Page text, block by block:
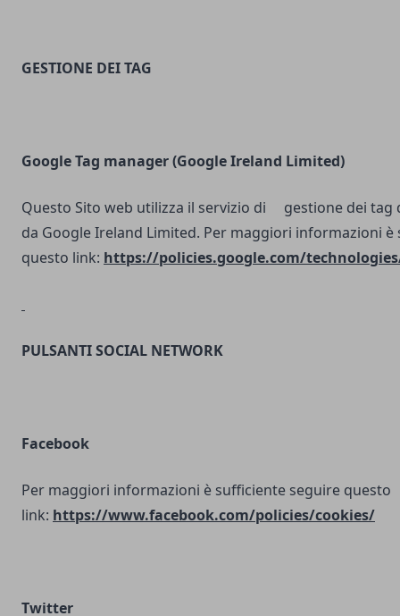
GESTIONE DEI TAG
Google Tag manager (Google Ireland Limited)
Questo Sito web utilizza il servizio di gestione dei tag
da Google Ireland Limited. Per maggiori informazioni
questo link: https://policies.google.com/
PULSANTI SOCIAL NETWORK
Facebook
Per maggiori informazioni è sufficiente seguire questo
link: https://www.facebook.com/policies/cookies/
Twitter